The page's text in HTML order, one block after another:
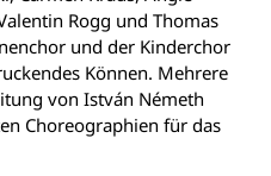
Rogg und Thomas
und der Kinderchor
Können. Mehrere
von István Németh
Choreographien für das